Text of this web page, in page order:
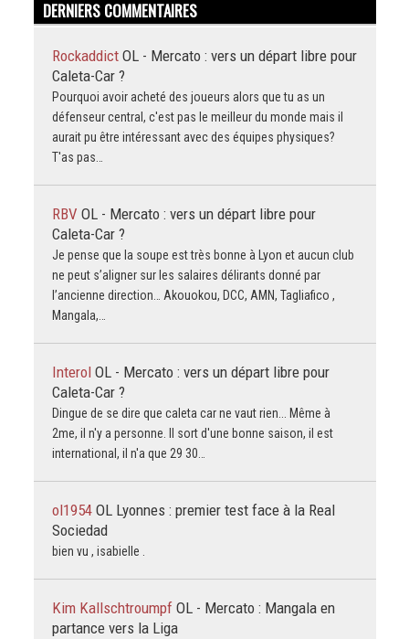
DERNIERS COMMENTAIRES
Rockaddict OL - Mercato : vers un départ libre pour
Caleta-Car ?
Pourquoi avoir acheté des joueurs alors que tu as un
défenseur central, c'est pas le meilleur du monde mais il
aurait pu être intéressant avec des équipes physiques?
T'as pas…
RBV OL - Mercato : vers un départ libre pour
Caleta-Car ?
Je pense que la soupe est très bonne à Lyon et aucun club
ne peut s’aligner sur les salaires délirants donné par
l’ancienne direction… Akouokou, DCC, AMN, Tagliafico ,
Mangala,…
Interol OL - Mercato : vers un départ libre pour
Caleta-Car ?
Dingue de se dire que caleta car ne vaut rien... Même à
2me, il n'y a personne. Il sort d'une bonne saison, il est
international, il n'a que 29 30…
ol1954 OL Lyonnes : premier test face à la Real
Sociedad
bien vu , isabielle .
Kim Kallschtroumpf OL - Mercato : Mangala en
partance vers la Liga